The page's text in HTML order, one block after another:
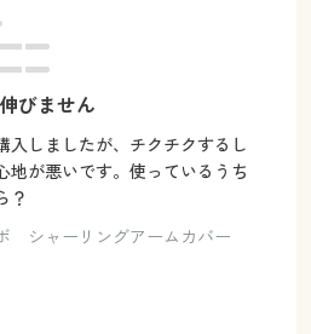
びません
入しましたが、チクチクするし
地が悪いです。使っているうち
？
シャーリングアームカバー